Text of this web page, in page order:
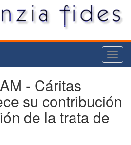
- Cáritas
su contribución
de la trata de